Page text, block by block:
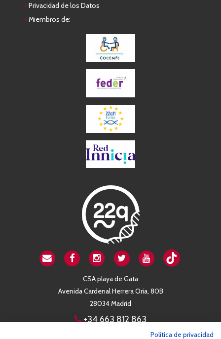
Privacidad de los Datos
Miembros de:
CSA playa de Gata
Avenida Cardenal Herrera Oria, 80B
28034 Madrid
+34 663 812 863
Política de privacidad